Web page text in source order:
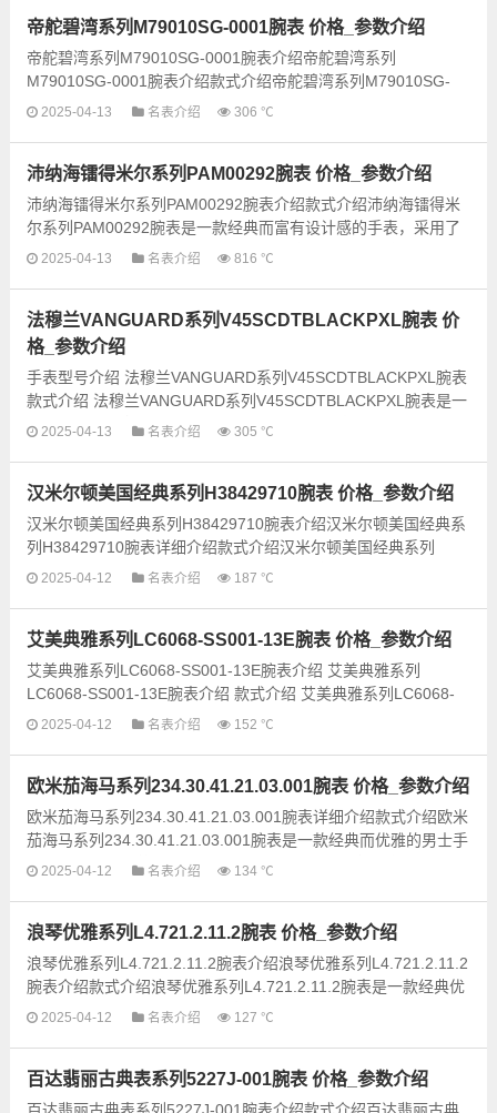
帝舵碧湾系列M79010SG-0001腕表 价格_参数介绍
帝舵碧湾系列M79010SG-0001腕表介绍帝舵碧湾系列
M79010SG-0001腕表介绍款式介绍帝舵碧湾系列M79010SG-
0001腕表是一款经典而优雅的手表，融合了现代设计与传统工艺
2025-04-13 名表介绍 306 ℃
沛纳海镭得米尔系列PAM00292腕表 价格_参数介绍
沛纳海镭得米尔系列PAM00292腕表介绍款式介绍沛纳海镭得米
尔系列PAM00292腕表是一款经典而富有设计感的手表，采用了
品牌独特的风格和工艺，展现出浓厚的意大利风情。这款腕表
2025-04-13 名表介绍 816 ℃
法穆兰VANGUARD系列V45SCDTBLACKPXL腕表 价
格_参数介绍
手表型号介绍 法穆兰VANGUARD系列V45SCDTBLACKPXL腕表
款式介绍 法穆兰VANGUARD系列V45SCDTBLACKPXL腕表是一
款充满现代气息的精致手表。其独特的方形表壳与创新的...
2025-04-13 名表介绍 305 ℃
汉米尔顿美国经典系列H38429710腕表 价格_参数介绍
汉米尔顿美国经典系列H38429710腕表介绍汉米尔顿美国经典系
列H38429710腕表详细介绍款式介绍汉米尔顿美国经典系列
H38429710腕表是一款经典而又具有现代感的手表。其独特...
2025-04-12 名表介绍 187 ℃
艾美典雅系列LC6068-SS001-13E腕表 价格_参数介绍
艾美典雅系列LC6068-SS001-13E腕表介绍 艾美典雅系列
LC6068-SS001-13E腕表介绍 款式介绍 艾美典雅系列LC6068-
SS001-13E腕表是一款经典优雅的男士腕表，采用不锈钢材质...
2025-04-12 名表介绍 152 ℃
欧米茄海马系列234.30.41.21.03.001腕表 价格_参数介绍
欧米茄海马系列234.30.41.21.03.001腕表详细介绍款式介绍欧米
茄海马系列234.30.41.21.03.001腕表是一款经典而优雅的男士手
表，融合了欧米茄品牌的传统工艺和现代设计理念。这...
2025-04-12 名表介绍 134 ℃
浪琴优雅系列L4.721.2.11.2腕表 价格_参数介绍
浪琴优雅系列L4.721.2.11.2腕表介绍浪琴优雅系列L4.721.2.11.2
腕表介绍款式介绍浪琴优雅系列L4.721.2.11.2腕表是一款经典优
雅的手表，采用精致的设计和高品质的材料制作而成...
2025-04-12 名表介绍 127 ℃
百达翡丽古典表系列5227J-001腕表 价格_参数介绍
百达翡丽古典表系列5227J-001腕表介绍款式介绍百达翡丽古典